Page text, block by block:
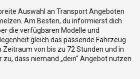
Auswahl an Transport Angeboten
Am Besten, du informierst dich
die verfügbaren Modelle und
gleich das passende Fahrzeug.
Zeitraum von bis zu 72 Stunden und in
dass niemand „dein“ Angebot nutzen